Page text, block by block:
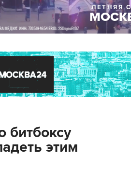
битбоксу
этим